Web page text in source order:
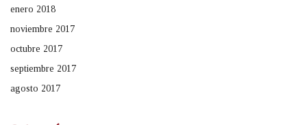
enero 2018
noviembre 2017
octubre 2017
septiembre 2017
agosto 2017